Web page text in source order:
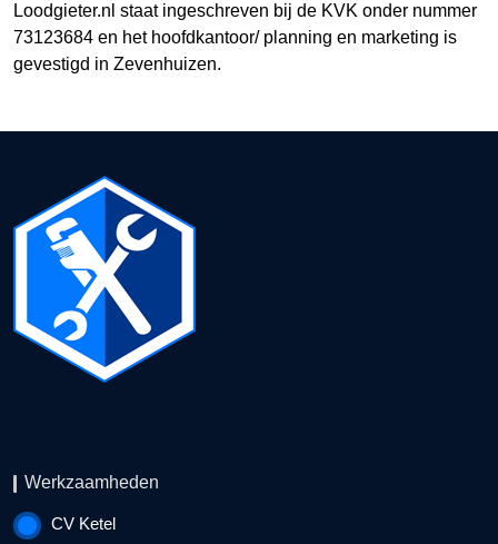
Loodgieter.nl staat ingeschreven bij de KVK onder nummer
73123684 en het hoofdkantoor/ planning en marketing is
gevestigd in Zevenhuizen.
Werkzaamheden
CV Ketel